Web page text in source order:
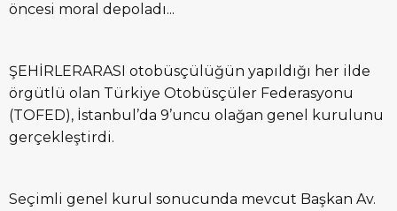
öncesi moral depoladı...
ŞEHİRLERARASI otobüsçülüğün yapıldığı her ilde
örgütlü olan Türkiye Otobüsçüler Federasyonu
(TOFED), İstanbul’da 9’uncu olağan genel kurulunu
gerçekleştirdi.
Seçimli genel kurul sonucunda mevcut Başkan Av.